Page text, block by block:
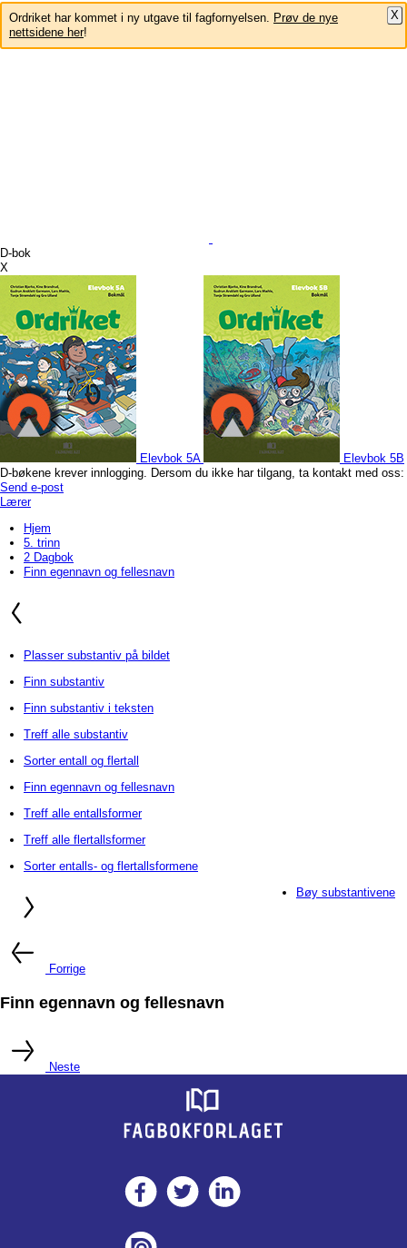
Ordriket har kommet i ny utgave til fagfornyelsen. Prøv de nye
nettsidene her!
X
D-bok
X
Elevbok 5A
Elevbok 5B
D-bøkene krever innlogging. Dersom du ikke har tilgang, ta kontakt med oss:
Send e-post
Lærer
Hjem
5. trinn
2 Dagbok
Finn egennavn og fellesnavn
Plasser substantiv på bildet
Finn substantiv
Finn substantiv i teksten
Treff alle substantiv
Sorter entall og flertall
Finn egennavn og fellesnavn
Treff alle entallsformer
Treff alle flertallsformer
Sorter entalls- og flertallsformene
Bøy substantivene
Forrige
Finn egennavn og fellesnavn
Neste